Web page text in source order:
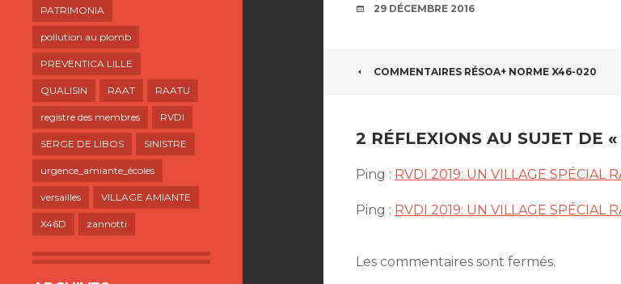
PATRIMONIA
pollution au plomb
PREVENTICA LILLE
QUALISIN RAAT RAATU
registre des membres RVDI
SERGE DE LIBOS SINISTRE
urgence_amiante_écoles
versailles VILLAGE AMIANTE
X46D zannotti
DATE
29 DÉCEMBRE 2016
NAVIGATION
ARTICLES
COMMENTAIRES RÉSOA+ NORME X46-020
2 RÉFLEXIONS AU SUJET DE «
Ping : RVDI 2019: UN VILLAGE SPÉCIAL
Ping : RVDI 2019: UN VILLAGE SPÉCIAL
Les commentaires sont fermés.